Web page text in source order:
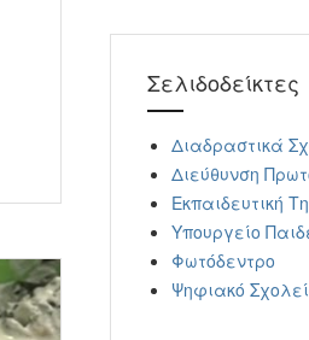
Σελιδοδείκτες
Διαδραστικά
Διεύθυνση
Εκπαιδευτική
Υπουργείο
Φωτόδεντρο
Ψηφιακό